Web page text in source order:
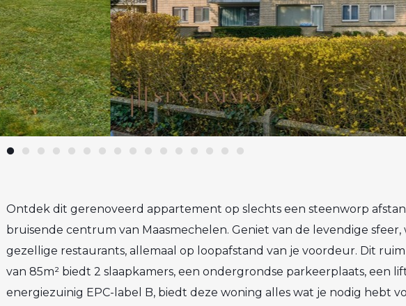
Ontdek dit gerenoveerd appartement op slechts een steenworp
bruisende centrum van Maasmechelen. Geniet van de levendige sfeer,
gezellige restaurants, allemaal op loopafstand van je voordeur. Dit
van 85m² biedt 2 slaapkamers, een ondergrondse parkeerplaats, een
energiezuinig EPC-label B, biedt deze woning alles wat je nodig hebt